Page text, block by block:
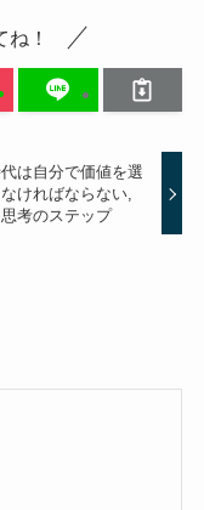
！
は自分で価値を選
ければならない,
考のステップ